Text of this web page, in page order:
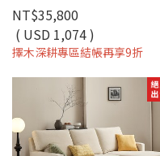
NT$35,800
( USD 1,074 )
擇木深耕專區結帳再享9折